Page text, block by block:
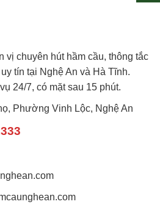
vị chuyên hút hầm cầu, thông tắc
tín tại Nghệ An và Hà Tĩnh.
24/7, có mặt sau 15 phút.
Phường Vinh Lộc, Nghệ An